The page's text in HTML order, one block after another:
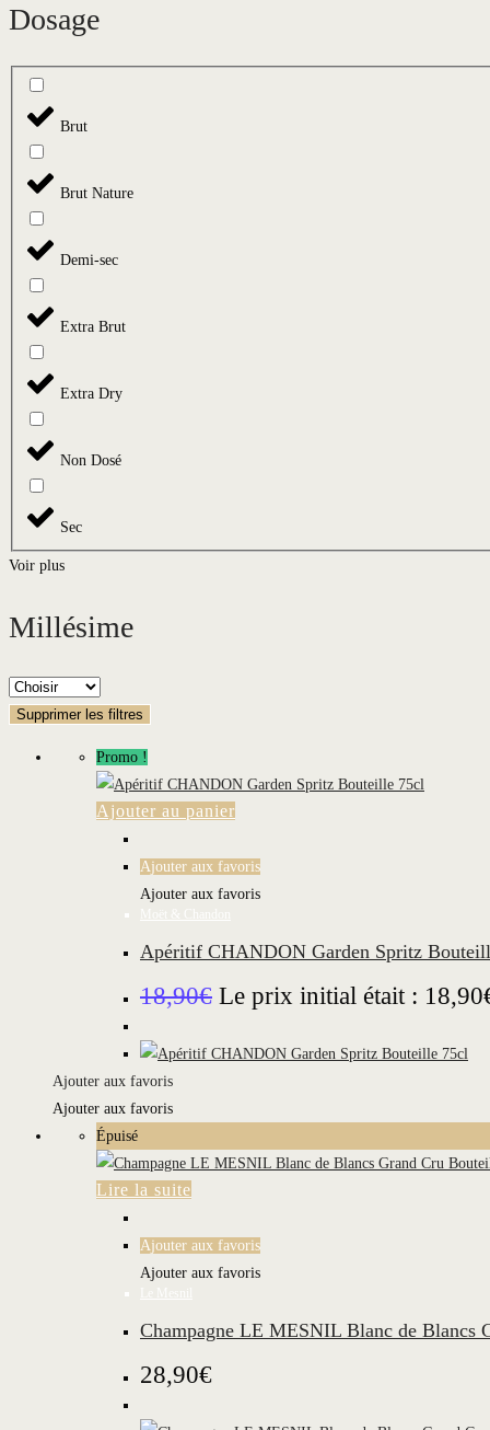
Dosage
Brut
Brut Nature
Demi-sec
Extra Brut
Extra Dry
Non Dosé
Sec
Voir plus
Millésime
Supprimer les filtres
Promo !
Ajouter au panier
Ajouter aux favoris
Ajouter aux favoris
Moët & Chandon
Apéritif CHANDON Garden Spritz
18,90€ Le prix initial était :
Ajouter aux favoris
Ajouter aux favoris
Épuisé
Lire la suite
Ajouter aux favoris
Ajouter aux favoris
Le Mesnil
Champagne LE MESNIL Blanc de Blancs
28,90€